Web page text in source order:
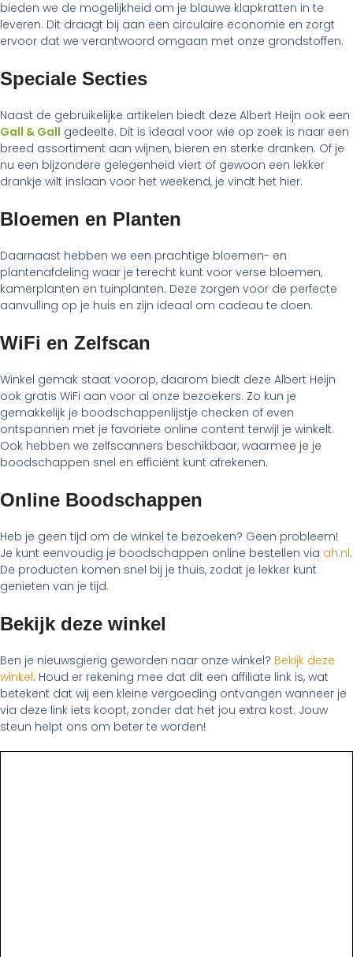
bieden we de mogelijkheid om je blauwe klapkratten in te
leveren. Dit draagt bij aan een circulaire economie en zorgt
ervoor dat we verantwoord omgaan met onze grondstoffen.
Speciale Secties
Naast de gebruikelijke artikelen biedt deze Albert Heijn ook een
Gall & Gall gedeelte. Dit is ideaal voor wie op zoek is naar een
breed assortiment aan wijnen, bieren en sterke dranken. Of je
nu een bijzondere gelegenheid viert of gewoon een lekker
drankje wilt inslaan voor het weekend, je vindt het hier.
Bloemen en Planten
Daarnaast hebben we een prachtige bloemen- en
plantenafdeling waar je terecht kunt voor verse bloemen,
kamerplanten en tuinplanten. Deze zorgen voor de perfecte
aanvulling op je huis en zijn ideaal om cadeau te doen.
WiFi en Zelfscan
Winkel gemak staat voorop, daarom biedt deze Albert Heijn
ook gratis WiFi aan voor al onze bezoekers. Zo kun je
gemakkelijk je boodschappenlijstje checken of even
ontspannen met je favoriete online content terwijl je winkelt.
Ook hebben we zelfscanners beschikbaar, waarmee je je
boodschappen snel en efficiënt kunt afrekenen.
Online Boodschappen
Heb je geen tijd om de winkel te bezoeken? Geen probleem!
Je kunt eenvoudig je boodschappen online bestellen via ah.nl.
De producten komen snel bij je thuis, zodat je lekker kunt
genieten van je tijd.
Bekijk deze winkel
Ben je nieuwsgierig geworden naar onze winkel? Bekijk deze
winkel. Houd er rekening mee dat dit een affiliate link is, wat
betekent dat wij een kleine vergoeding ontvangen wanneer je
via deze link iets koopt, zonder dat het jou extra kost. Jouw
steun helpt ons om beter te worden!